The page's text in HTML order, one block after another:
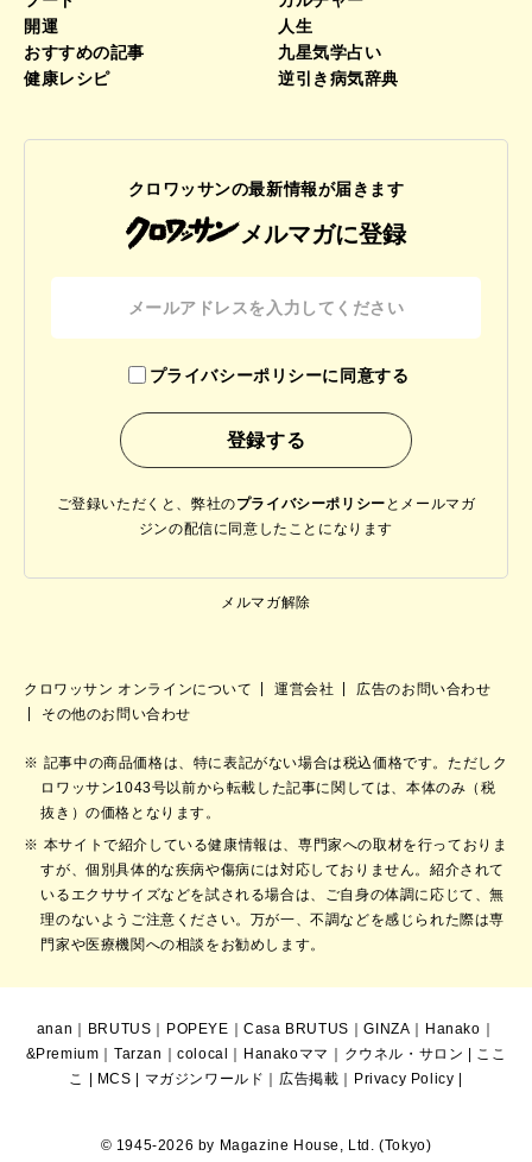
開運
人生
おすすめの記事
九星気学占い
健康レシピ
逆引き病気辞典
クロワッサンの最新情報が届きます
メルマガに登録
プライバシーポリシーに同意する
ご登録いただくと、弊社のプライバシーポリシー と メールマガ
ジンの配信に同意したことになります
メルマガ解除
クロワッサン オンラインについて 運営会社
広告のお問い合わせ
その他のお問い合わせ
記事中の商品価格は、特に表記がない場合は税込価格です。ただしク
ロワッサン1043号以前から転載した記事に関しては、本体のみ（税
抜き）の価格となります。
本サイトで紹介している健康情報は、専門家への取材を行っておりま
すが、個別具体的な疾病や傷病には対応しておりません。紹介されて
いるエクササイズなどを試される場合は、ご自身の体調に応じて、無
理のないようご注意ください。万が一、不調などを感じられた際は専
門家や医療機関への相談をお勧めします。
anan BRUTUS POPEYE ｜Casa BRUTUS ｜GINZA Hanako
&Premium ｜Tarzan ｜colocal Hanakoママ クウネル・サロン
ここ
こ
MCS マガジンワールド 広告掲載 Privacy Policy
© 1945-2026 by Magazine House, Ltd. (Tokyo)